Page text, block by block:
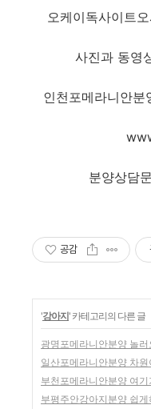
오케이독사이트
사진과 동영
인천포메라니안
분양상담
공감
'강아지' 카테고리의 다른 글
광명포메라니안분양 놀
일산포메라니안분양 차
부천포메라니안분양 여
부평주안강아지분양 쉽